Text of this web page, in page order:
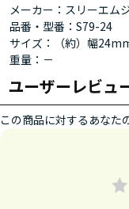
メーカー：スリーエム
品番・型番：S79-24
サイズ：（約）幅
重量：－
ユーザーレビュ
この商品に対するあなた